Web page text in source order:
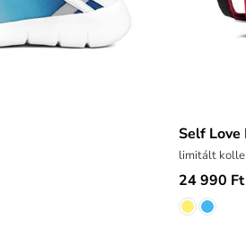
Self
limitált
24 990 Ft